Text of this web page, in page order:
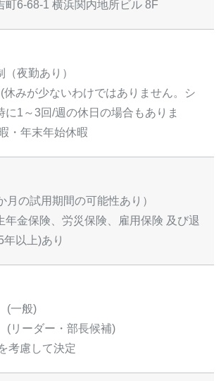
町6-68-1 横浜関内地所ビル 8F
夜勤あり）
休みが少ないわけではありません。シ
に1～3回/週の休日の場合もありま
・年末年始休暇
月の試用期間の可能性あり）
年金保険、労災保険、雇用保険 及び退
以上)あり
(一般)
リーダー・部長候補)
考慮して決定